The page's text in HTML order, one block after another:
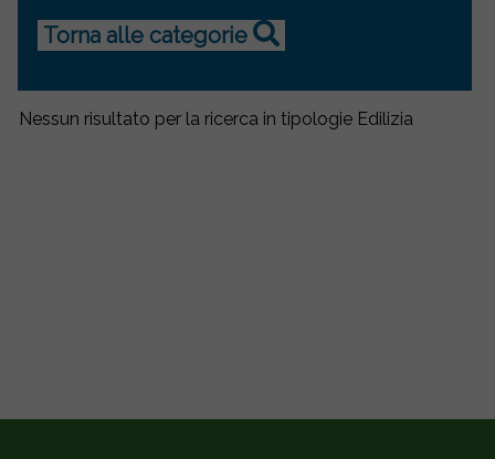
Torna alle categorie
Nessun risultato per la ricerca in tipologie Edilizia